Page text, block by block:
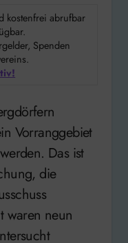
kostenfrei abrufbar
Spenden
Vorranggebiet
Das ist
die
waren neun